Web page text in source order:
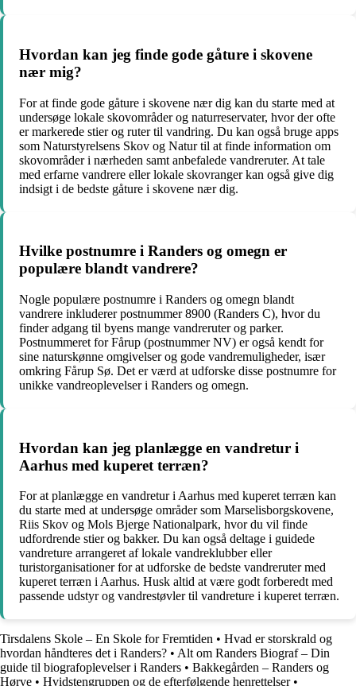
Hvordan kan jeg finde gode gåture i skovene
nær mig?
For at finde gode gåture i skovene nær dig kan du starte med at
undersøge lokale skovområder og naturreservater, hvor der ofte
er markerede stier og ruter til vandring. Du kan også bruge apps
som Naturstyrelsens Skov og Natur til at finde information om
skovområder i nærheden samt anbefalede vandreruter. At tale
med erfarne vandrere eller lokale skovranger kan også give dig
indsigt i de bedste gåture i skovene nær dig.
Hvilke postnumre i Randers og omegn er
populære blandt vandrere?
Nogle populære postnumre i Randers og omegn blandt
vandrere inkluderer postnummer 8900 (Randers C), hvor du
finder adgang til byens mange vandreruter og parker.
Postnummeret for Fårup (postnummer NV) er også kendt for
sine naturskønne omgivelser og gode vandremuligheder, især
omkring Fårup Sø. Det er værd at udforske disse postnumre for
unikke vandreoplevelser i Randers og omegn.
Hvordan kan jeg planlægge en vandretur i
Aarhus med kuperet terræn?
For at planlægge en vandretur i Aarhus med kuperet terræn kan
du starte med at undersøge områder som Marselisborgskovene,
Riis Skov og Mols Bjerge Nationalpark, hvor du vil finde
udfordrende stier og bakker. Du kan også deltage i guidede
vandreture arrangeret af lokale vandreklubber eller
turistorganisationer for at udforske de bedste vandreruter med
kuperet terræn i Aarhus. Husk altid at være godt forberedt med
passende udstyr og vandrestøvler til vandreture i kuperet terræn.
Tirsdalens Skole – En Skole for Fremtiden • Hvad er storskrald og
hvordan håndteres det i Randers? • Alt om Randers Biograf – Din
guide til biografoplevelser i Randers • Bakkegården – Randers og
Hørve • Hvidstengruppen og de efterfølgende henrettelser•